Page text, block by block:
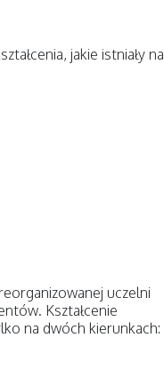
jakie istniały na
uczelni
Kształcenie
na dwóch kierunkach: